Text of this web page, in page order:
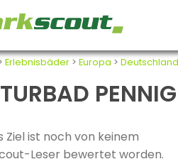
Erlebnisbäder > Europa > Deutschland
Ziel ist noch von keinem
Leser bewertet worden.